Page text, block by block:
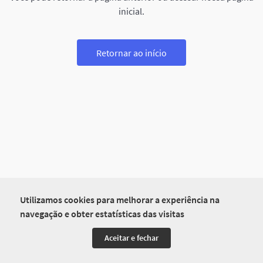
Utilizamos cookies para melhorar a experiência na
navegação e obter estatísticas das visitas
Aceitar e fechar
inicial.
Retornar ao início